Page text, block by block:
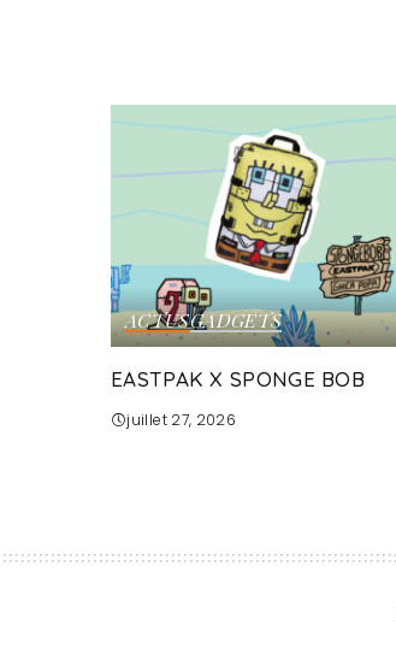
ACTUSGADGETS
EASTPAK X SPONGE BOB
juillet 27, 2026